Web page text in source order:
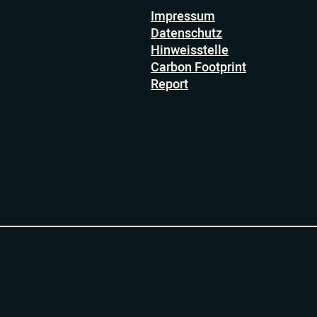
Impressum
Datenschutz
Hinweisstelle
Carbon Footprint
Report